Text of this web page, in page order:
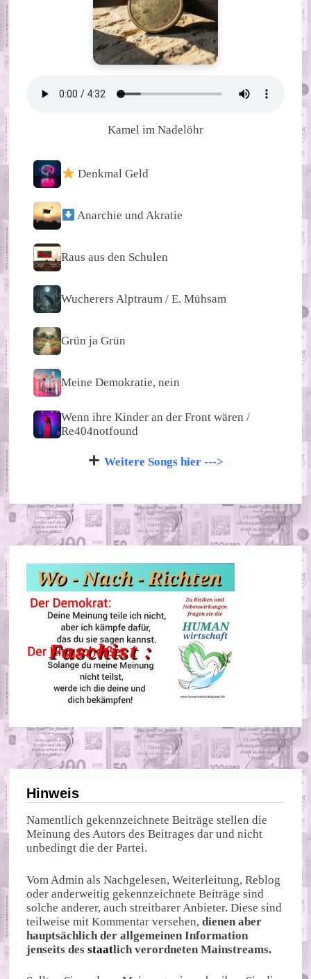
Kamel im Nadelöhr
Denkmal Geld
Anarchie und Akratie
Raus aus den Schulen
Wucherers Alptraum / E. Mühsam
Grün ja Grün
Meine Demokratie, nein
Wenn ihre Kinder an der Front wären /
Re404notfound
Weitere Songs hier --->
Hinweis
Namentlich gekennzeichnete Beiträge stellen die
Meinung des Autors des Beitrages dar und nicht
unbedingt die der Partei.
Vom Admin als Nachgelesen, Weiterleitung, Reblog
oder anderweitig gekennzeichnete Beiträge sind
solche anderer, auch streitbarer Anbieter. Diese sind
teilweise mit Kommentar versehen,dienen aber
hauptsächlich der allgemeinen Information
jenseits desstaatlich verordneten Mainstreams.